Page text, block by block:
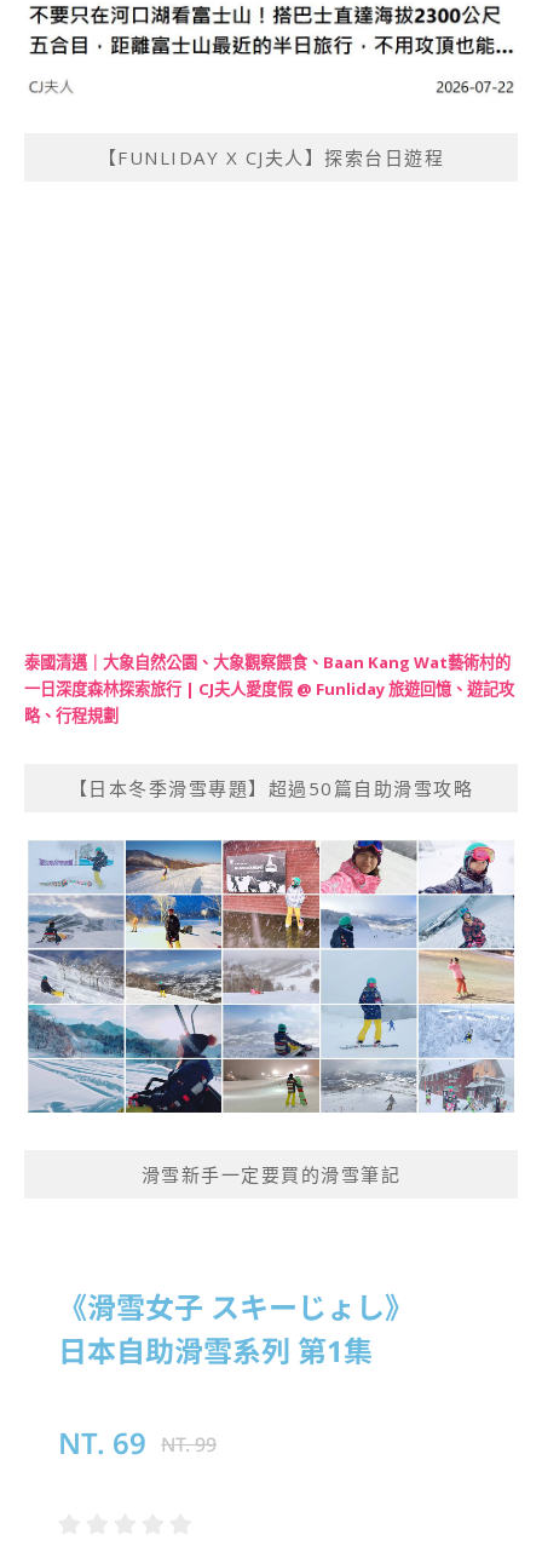
【FUNLIDAY X CJ夫人】探索台日遊程
泰國清邁｜大象自然公園、大象觀察餵食、Baan Kang Wat藝術村的
一日深度森林探索旅行 | CJ夫人愛度假 @ Funliday 旅遊回憶、遊記攻
略、行程規劃
【日本冬季滑雪專題】超過50篇自助滑雪攻略
滑雪新手一定要買的滑雪筆記